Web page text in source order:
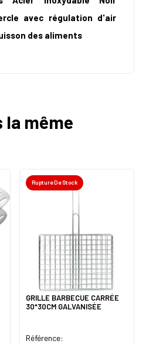
avec régulation d'air
des aliments
la même
Rupture De Stock
GRILLE BARBECUE CARRÉE
30*30CM GALVANISÉE
Référence: